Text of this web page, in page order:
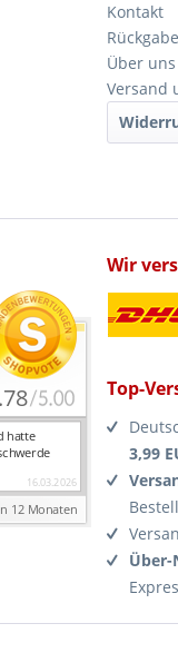
Kontakt
Rückgabe
Über uns
Versand
Wir
Top-
3,99
Über-